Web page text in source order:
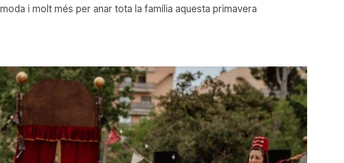
i molt més per anar tota la família aquesta primavera